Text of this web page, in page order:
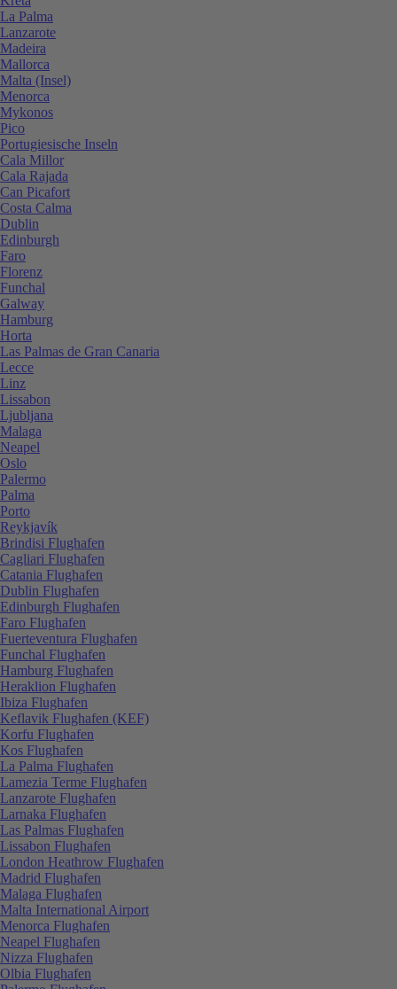
La Palma
Lanzarote
Madeira
Mallorca
Malta (Insel)
Menorca
Mykonos
Pico
Portugiesische Inseln
Cala Millor
Cala Rajada
Can Picafort
Costa Calma
Dublin
Edinburgh
Faro
Florenz
Funchal
Galway
Hamburg
Horta
Las Palmas de Gran Canaria
Lecce
Linz
Lissabon
Ljubljana
Malaga
Neapel
Oslo
Palermo
Palma
Porto
Reykjavík
Brindisi Flughafen
Cagliari Flughafen
Catania Flughafen
Dublin Flughafen
Edinburgh Flughafen
Faro Flughafen
Fuerteventura Flughafen
Funchal Flughafen
Hamburg Flughafen
Heraklion Flughafen
Ibiza Flughafen
Keflavik Flughafen (KEF)
Korfu Flughafen
Kos Flughafen
La Palma Flughafen
Lamezia Terme Flughafen
Lanzarote Flughafen
Larnaka Flughafen
Las Palmas Flughafen
Lissabon Flughafen
London Heathrow Flughafen
Madrid Flughafen
Malaga Flughafen
Malta International Airport
Menorca Flughafen
Neapel Flughafen
Nizza Flughafen
Olbia Flughafen